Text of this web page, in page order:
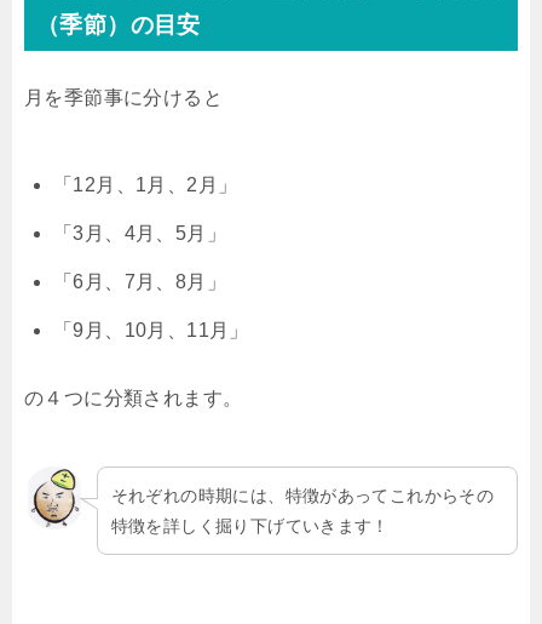
（季節）の目安
月を季節事に分けると
「12月、1月、2月」
「3月、4月、5月」
「6月、7月、8月」
「9月、10月、11月」
の４つに分類されます。
それぞれの時期には、特徴があってこれからその
特徴を詳しく掘り下げていきます！